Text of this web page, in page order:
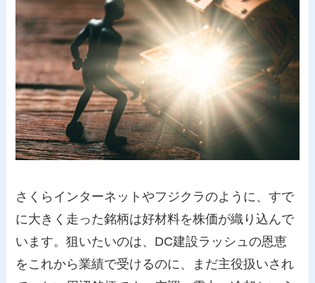
さくらインターネットやフジクラのように、すで
に大きく走った銘柄は好材料を株価が織り込んで
います。狙いたいのは、DC建設ラッシュの恩恵
をこれから業績で受けるのに、まだ主役扱いされ